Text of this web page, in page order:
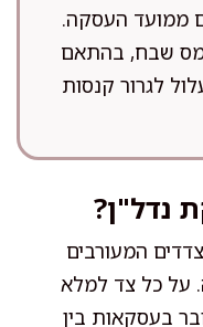
הדיווח נדרש בתוך 30 יום ממועד העסקה.
שבח, בהתאם
לגרור קנסות
נדל"ן?
המעורבים
על כל צד למלא
בעסקאות בין